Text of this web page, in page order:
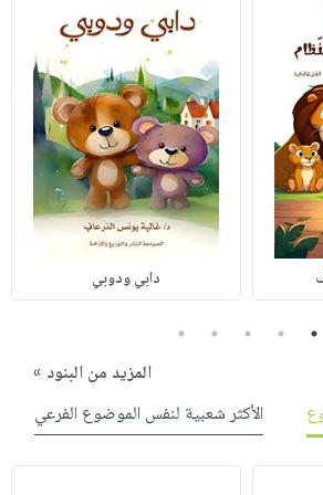
دابي ودوبي
1
2
3
4
5
المزيد من البنود »
الأكثر شعبية لنفس الموضوع الفرعي